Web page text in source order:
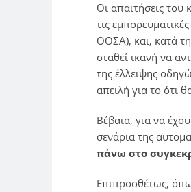
Οι απαιτήσεις
τις
ΟΟΣΑ), και, κατά
σταθεί ικανή να
της έλλειψης
απειλή για το ότι
Βέβαια, για να
σενάρια της
πάνω στο
Επιπροσθέτως,